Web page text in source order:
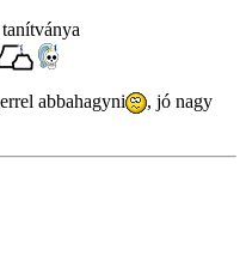
abbahagyni
, jó nagy